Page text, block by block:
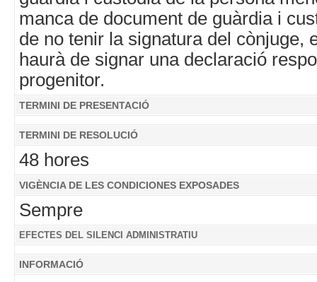
manca de document de guàrdia i
de no tenir la signatura del cònjuge,
haurà de signar una declaració
progenitor.
TERMINI DE PRESENTACIÓ
TERMINI DE RESOLUCIÓ
48 hores
VIGÈNCIA DE LES CONDICIONES EXPOSADES
Sempre
EFECTES DEL SILENCI ADMINISTRATIU
INFORMACIÓ